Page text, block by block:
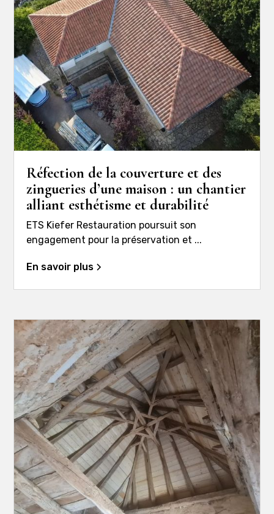
Réfection de la couverture et des
zingueries d’une maison : un chantier
alliant esthétisme et durabilité
ETS Kiefer Restauration poursuit son
engagement pour la préservation et ...
En savoir plus